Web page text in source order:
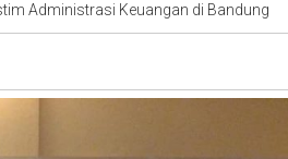
Keuangan di Bandung